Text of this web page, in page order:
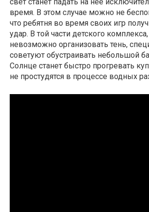
время. В этом случае можно не
что ребятня во время своих игр
удар. В той части детского
невозможно организовать тень,
советуют обустраивать небольшой
Солнце станет быстро прогревать
не простудятся в процессе водных